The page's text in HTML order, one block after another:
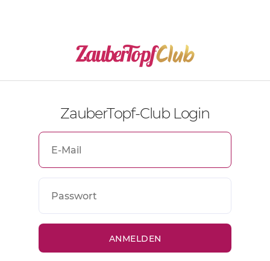
ZauberTopf-Club Login